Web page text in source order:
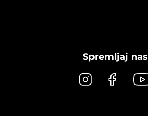
Spremljaj nas